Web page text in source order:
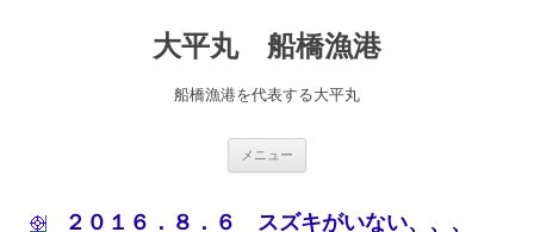
大平丸 船橋漁港
船橋漁港を代表する大平丸
メニュー
２０１６．８．６ スズキがいない、、、